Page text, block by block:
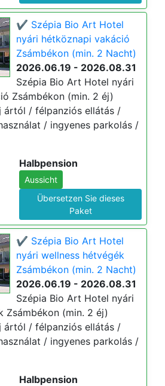
✔️ Szépia Bio Art Hotel
nyári hétköznapi vakáció
Zsámbékon (min. 2 Nacht)
2026.06.19 - 2026.08.31
Szépia Bio Art Hotel nyári
Zsámbékon (min. 2 éj)
/ félpanziós ellátás /
/ ingyenes parkolás /
Halbpension
Aussicht
Übersetzen Sie dieses
Paket
✔️ Szépia Bio Art Hotel
nyári wellness hétvégék
Zsámbékon (min. 2 Nacht)
2026.06.19 - 2026.08.31
Szépia Bio Art Hotel nyári
Zsámbékon (min. 2 éj)
/ félpanziós ellátás /
/ ingyenes parkolás /
Halbpension